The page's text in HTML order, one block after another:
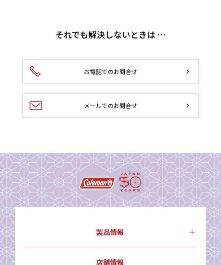
それでも解決しないときは …
お電話でのお問合せ
メールでのお問合せ
製品情報
店舗情報